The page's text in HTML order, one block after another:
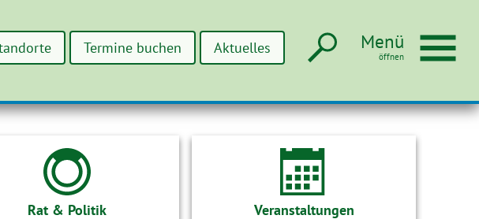
Suche
Menü
Termine buchen Aktuelles
Rat & Politik Veranstaltungen